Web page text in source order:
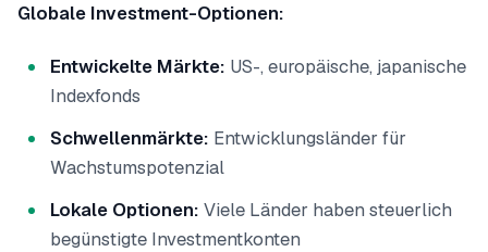
Globale Investment-Optionen:
Entwickelte Märkte: US-, europäische, japanische
Indexfonds
Schwellenmärkte: Entwicklungsländer für
Wachstumspotenzial
Lokale Optionen: Viele Länder haben steuerlich
begünstigte Investmentkonten